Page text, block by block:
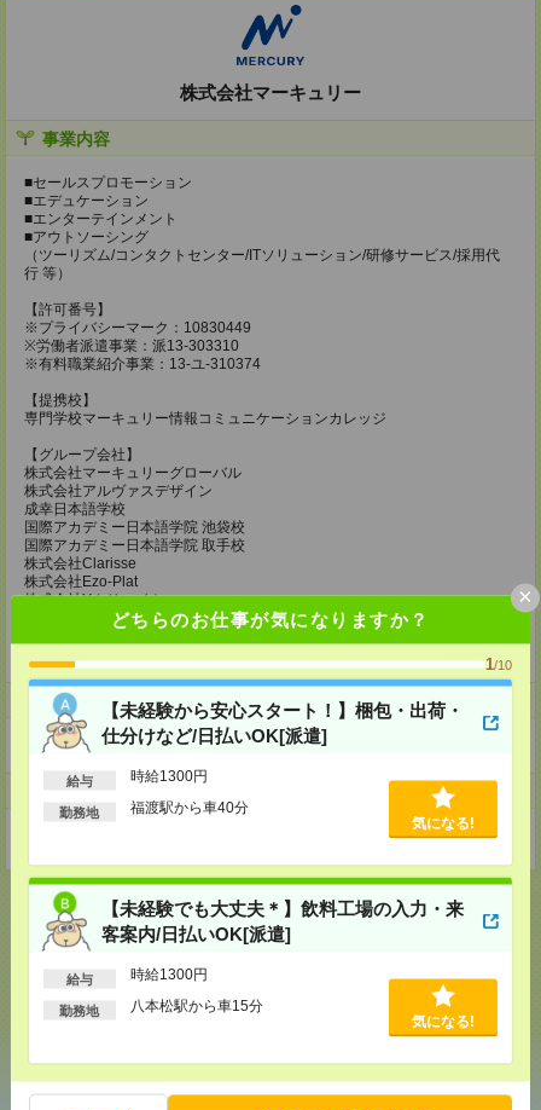
どちらのお仕事が気になりますか？
1/10
【未経験から安心スタート！】梱包・出荷・
仕分けなど/日払いOK[派遣]
給与 時給1300円
勤務地
福渡駅から車40分
気になる!
【未経験でも大丈夫＊】飲料工場の入力・来
客案内/日払いOK[派遣]
給与 時給1300円
勤務地
八本松駅から車15分
気になる!
×
株式会社マーキュリー
事業内容
■セールスプロモーション
■エデュケーション
■エンターテインメント
■アウトソーシング
（ツーリズム/コンタクトセンター/ITソリューション/研修サービス/採用代
行 等）
【許可番号】
※プライバシーマーク：10830449
※労働者派遣事業：派13-303310
※有料職業紹介事業：13-ユ-310374
【提携校】
専門学校マーキュリー情報コミュニケーションカレッジ
【グループ会社】
株式会社マーキュリーグローバル
株式会社アルヴァスデザイン
成幸日本語学校
国際アカデミー日本語学院 池袋校
国際アカデミー日本語学院 取手校
株式会社Clarisse
株式会社Ezo-Plat
株式会社Yクリエイト
ホームページ
https://en-gage.net/mercury-group_jobs2/
事業所